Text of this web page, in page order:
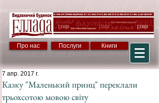
Про нас Послуги Книги
Казку "Маленький принц" переклали
трьохсотою мовою світу
7 апр. 2017 г.